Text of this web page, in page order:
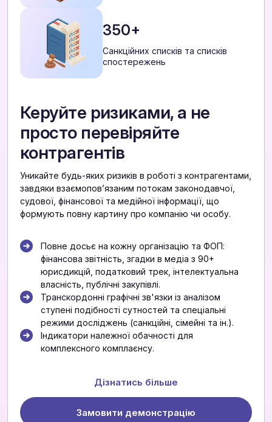
350+
Санкційних списків та списків
спостережень
Керуйте ризиками, а не
просто перевіряйте
контрагентів
Уникайте будь-яких ризиків в роботі з контрагентами,
завдяки взаємоповʼязаним потокам законодавчої,
судової, фінансової та медійної інформації, що
формують повну картину про компанію чи особу.
Повне досьє на кожну організацію та ФОП:
фінансова звітність, згадки в медіа з 90+
юрисдикцій, податковий трек, інтелектуальна
власність, публічні закупівлі.
Транскордонні графічні зв'язки із аналізом
ступені подібності сутностей та спеціальні
режими досліджень (санкційні, сімейні та ін.).
Індикатори належної обачності для
комплексного комплаєнсу.
Дізнатись більше
Замовити демонстрацію